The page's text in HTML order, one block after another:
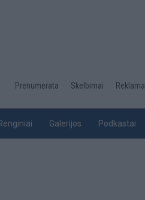
Desktop
top
Prenumerata Skelbimai Reklama
Galerijos Podkastai